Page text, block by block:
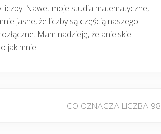
liczby. Nawet moje studia matematyczne,
jasne, że liczby są częścią naszego
Mam nadzieję, że anielskie
jak mnie.
CO OZNACZA LICZBA 98